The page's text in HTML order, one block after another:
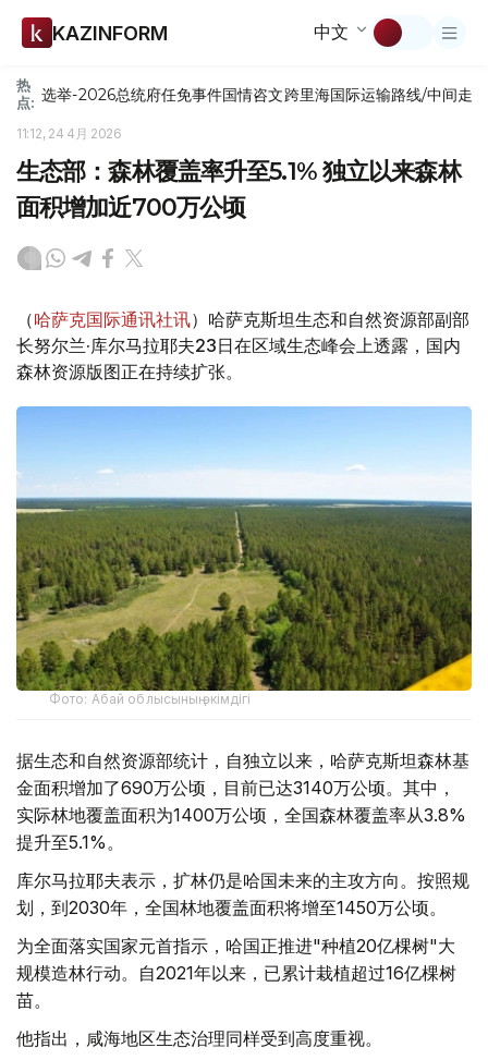
KAZINFORM 中文
热
点: 选举-2026总统府任免事件国情咨文跨里海国际运输路线/中间走廊
11:12, 24 4月 2026
生态部：森林覆盖率升至5.1% 独立以来森林
面积增加近700万公顷
（哈萨克国际通讯社讯）哈萨克斯坦生态和自然资源部副部
长努尔兰·库尔马拉耶夫23日在区域生态峰会上透露，国内
森林资源版图正在持续扩张。
Фото: Абай облысының әкімдігі
据生态和自然资源部统计，自独立以来，哈萨克斯坦森林基
金面积增加了690万公顷，目前已达3140万公顷。其中，
实际林地覆盖面积为1400万公顷，全国森林覆盖率从3.8%
提升至5.1%。
库尔马拉耶夫表示，扩林仍是哈国未来的主攻方向。按照规
划，到2030年，全国林地覆盖面积将增至1450万公顷。
为全面落实国家元首指示，哈国正推进"种植20亿棵树"大
规模造林行动。自2021年以来，已累计栽植超过16亿棵树
苗。
他指出，咸海地区生态治理同样受到高度重视。